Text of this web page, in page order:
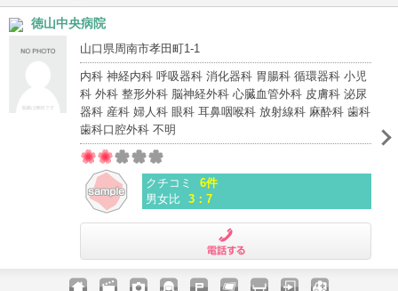
ホームペ
ージ
動画 写真 女医 駐車場
クレジッ
入院 予約 急患
徳山中央病院
山口県周南市孝田町1-1
内科 神経内科 呼吸器科 消化器科 胃腸科 循環器科 小児
科 外科 整形外科 脳神経外科 心臓血管外科 皮膚科 泌尿
器科 産科 婦人科 眼科 耳鼻咽喉科 放射線科 麻酔科 歯科
歯科口腔外科 不明
クチコミ
6件
男女比 3：7